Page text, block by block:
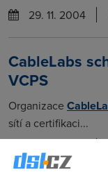
29. 11. 2004
CableLabs
VCPS
Organizace
sítí a certifikaci...